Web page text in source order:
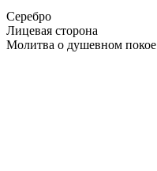
Серебро
Лицевая сторона
Молитва о душевном покое